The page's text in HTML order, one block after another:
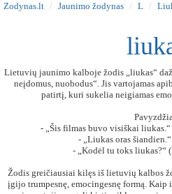
Zodynas.lt Jaunimo žodynas L
Lietuvių jaunimo kalboje žodis „liukas“
neįdomus, nuobodus“. Jis vartojamas
patirtį, kuri sukelia neigiamas
- „Šis filmas buvo visiškai
- „Liukas oras
- „Kodėl tu toks liukas?“
Žodis greičiausiai kilęs iš lietuvių kalbos
įgijo trumpesnę, emocingesnę formą.